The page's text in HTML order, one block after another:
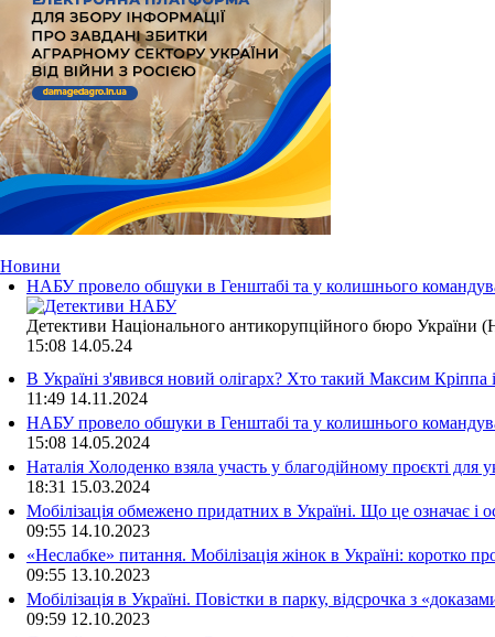
Новини
НАБУ провело обшуки в Генштабі та у колишнього
Детективи Національного антикорупційного бюро України
15:08 14.05.24
В Україні з'явився новий олігарх? Хто такий Максим
11:49 14.11.2024
НАБУ провело обшуки в Генштабі та у колишнього
15:08 14.05.2024
Наталія Холоденко взяла участь у благодійному проєкті для
18:31 15.03.2024
Мобілізація обмежено придатних в Україні. Що це означає і
09:55 14.10.2023
«Неслабке» питання. Мобілізація жінок в Україні: коротко
09:55 13.10.2023
Мобілізація в Україні. Повістки в парку, відсрочка з
09:59 12.10.2023